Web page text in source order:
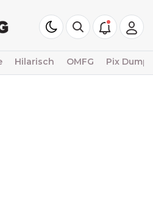
Hilarisch OMFG Pix Dump